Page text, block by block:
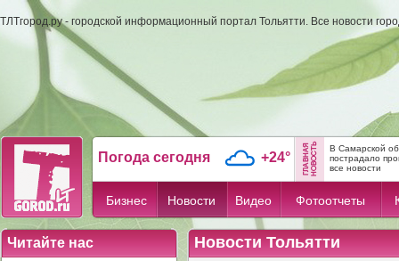
ТЛТгород.ру - городской информационный портал Тольятти. Все новости
Погода сегодня +24°
В Самарской
пострадало
все новости
Бизнес Новости Видео Фотоотчеты
Читайте нас Новости Тольятти